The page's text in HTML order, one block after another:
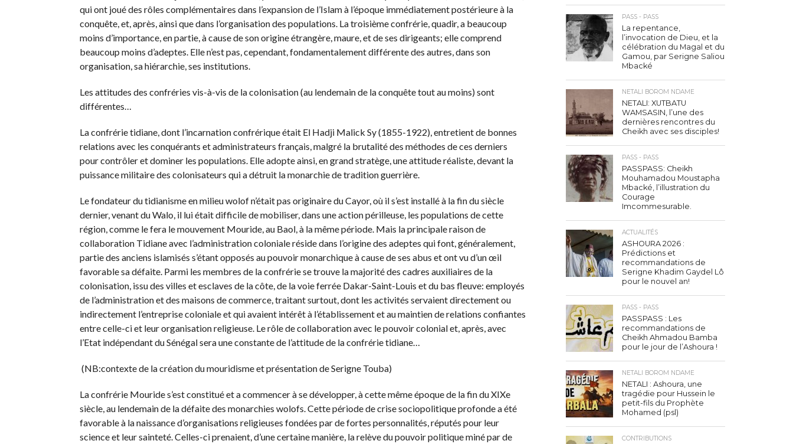
qui ont joué des rôles complémentaires dans l’expansion de l’Islam à l’époque immédiatement postérieure à la
conquête, et, après, ainsi que dans l’organisation des populations. La troisième confrérie, quadir, a beaucoup
moins d’importance, en partie, à cause de son origine étrangère, maure, et de ses dirigeants; elle comprend
beaucoup moins d’adeptes. Elle n’est pas, cependant, fondamentalement différente des autres, dans son
organisation, sa hiérarchie, ses institutions.
Les attitudes des confréries vis-à-vis de la colonisation (au lendemain de la conquête tout au moins) sont
différentes…
La confrérie tidiane, dont l’incarnation confrérique était El Hadji Malick Sy (1855-1922), entretient de bonnes
relations avec les conquérants et administrateurs français, malgré la brutalité des méthodes de ces derniers
pour contrôler et dominer les populations. Elle adopte ainsi, en grand stratège, une attitude réaliste, devant la
puissance militaire des colonisateurs qui a détruit la monarchie de tradition guerrière.
Le fondateur du tidianisme en milieu wolof n’était pas originaire du Cayor, où il s’est installé à la fin du siècle
dernier, venant du Walo, il lui était difficile de mobiliser, dans une action périlleuse, les populations de cette
région, comme le fera le mouvement Mouride, au Baol, à la même période. Mais la principale raison de
collaboration Tidiane avec l’administration coloniale réside dans l’origine des adeptes qui font, généralement,
partie des anciens islamisés s’étant opposés au pouvoir monarchique à cause de ses abus et ont vu d’un œil
favorable sa défaite. Parmi les membres de la confrérie se trouve la majorité des cadres auxiliaires de la
colonisation, issu des villes et esclaves de la côte, de la voie ferrée Dakar-Saint-Louis et du bas fleuve: employés
de l’administration et des maisons de commerce, traitant surtout, dont les activités servaient directement ou
indirectement l’entreprise coloniale et qui avaient intérêt à l’établissement et au maintien de relations confiantes
entre celle-ci et leur organisation religieuse. Le rôle de collaboration avec le pouvoir colonial et, après, avec
l’Etat indépendant du Sénégal sera une constante de l’attitude de la confrérie tidiane…
(NB:contexte de la création du mouridisme et présentation de Serigne Touba)
La confrérie Mouride s’est constitué et a commencer à se développer, à cette même époque de la fin du XIXe
siècle, au lendemain de la défaite des monarchies wolofs. Cette période de crise sociopolitique profonde a été
favorable à la naissance d’organisations religieuses fondées par de fortes personnalités, réputés pour leur
science et leur sainteté. Celles-ci prenaient, d’une certaine manière, la relève du pouvoir politique miné par de
PASS - PASS
La repentance,
l’invocation de Dieu, et la
célébration du Magal et du
Gamou, par Serigne Saliou
Mbacké
NETALI BOROM NDAME
NETALI: XUTBATU
WAMSASIN, l’une des
dernières rencontres du
Cheikh avec ses disciples!
PASS - PASS
PASSPASS: Cheikh
Mouhamadou Moustapha
Mbacké, l’illustration du
Courage
Imcommesurable.
ACTUALITÉS
ASHOURA 2026 :
Prédictions et
recommandations de
Serigne Khadim Gaydel Lô
pour le nouvel an!
PASS - PASS
PASSPASS : Les
recommandations de
Cheikh Ahmadou Bamba
pour le jour de l’Ashoura !
NETALI BOROM NDAME
NETALI : Ashoura, une
tragédie pour Hussein le
petit-fils du Prophète
Mohamed (psl)
CONTRIBUTIONS